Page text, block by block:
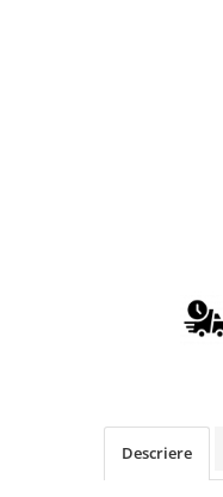
Descriere